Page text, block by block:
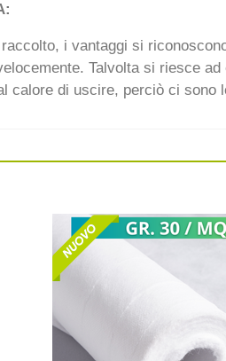
i vantaggi si
Talvolta si riesce
calore di uscire, perciò ci sono